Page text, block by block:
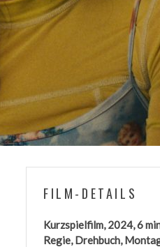
FILM-DETAILS
Kurzspielfilm, 2024, 6
Regie, Drehbuch,